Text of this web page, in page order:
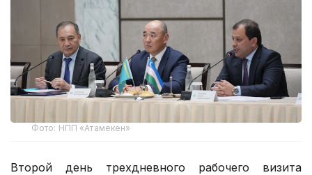
Фото: НПП «Атамекен»
Второй день трехдневного рабочего визита